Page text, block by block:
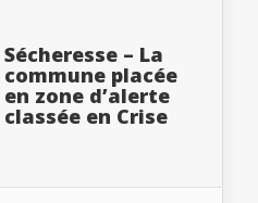
Sécheresse – La
commune placée
en zone d’alerte
classée en Crise